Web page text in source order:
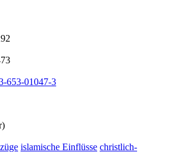
653-01047-3